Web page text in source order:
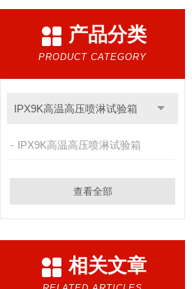
产品分类
PRODUCT CATEGORY
IPX9K高温高压喷淋试验箱
IPX9K高温高压喷淋试验箱
查看全部
相关文章